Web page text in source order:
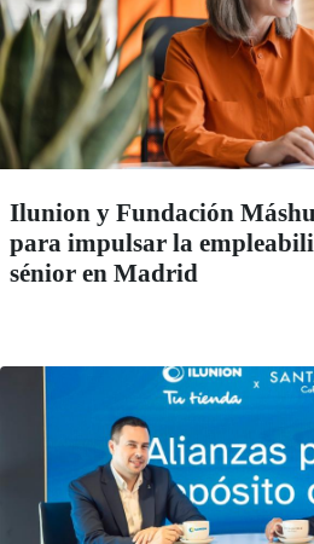
Ilunion y Fundación
para impulsar la
sénior en Madrid